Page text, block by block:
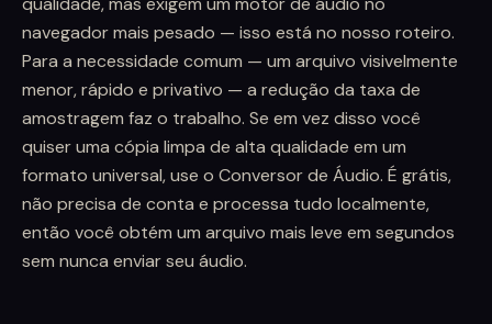
navegador mais pesado — isso está no nosso roteiro.
Para a necessidade comum — um arquivo visivelmente
menor, rápido e privativo — a redução da taxa de
amostragem faz o trabalho. Se em vez disso você
quiser uma cópia limpa de alta qualidade em um
formato universal, use o Conversor de Áudio. É grátis,
não precisa de conta e processa tudo localmente,
então você obtém um arquivo mais leve em segundos
sem nunca enviar seu áudio.